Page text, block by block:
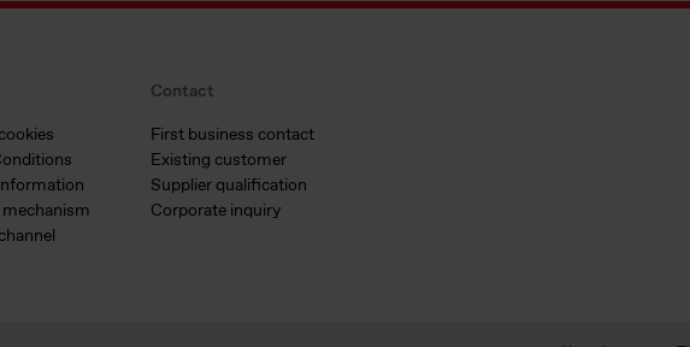
mechanism
Contact
First business contact
Existing customer
Supplier qualification
Corporate inquiry